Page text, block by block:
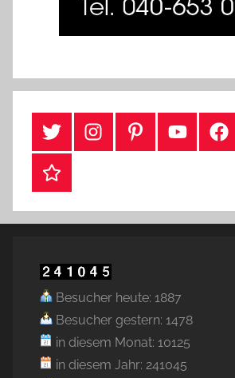
#TwitterInstagramPinterestYouTube
Webshop
Besucher heute: 1887
Besucher gestern: 1478
in diesem Monat: 10125
in diesem Jahr: 241045